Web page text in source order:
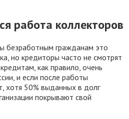
работа коллекторов
безработным гражданам это
но кредиторы часто не смотрят
как правило, очень
и если после работы
хотя 50% выданных в долг
покрывают свой